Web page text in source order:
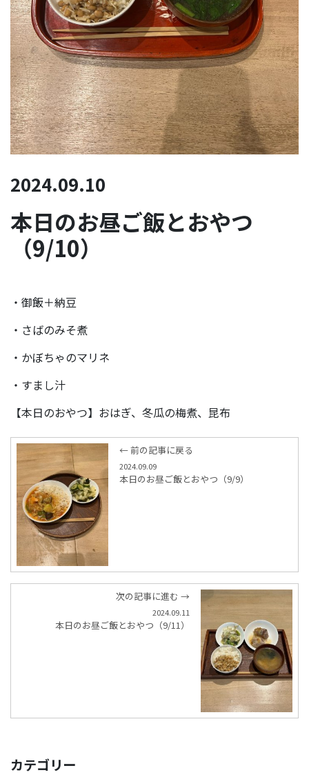
2024.09.10
本日のお昼ご飯とおやつ
（9/10）
・御飯＋納豆
・さばのみそ煮
・かぼちゃのマリネ
・すまし汁
【本日のおやつ】おはぎ、冬瓜の梅煮、昆布
← 前の記事に戻る
2024.09.09
本日のお昼ご飯とおやつ（9/9）
次の記事に進む →
2024.09.11
本日のお昼ご飯とおやつ（9/11）
カテゴリー